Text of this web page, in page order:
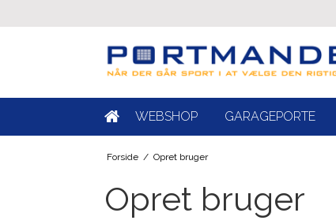
WEBSHOP GARAGEPORTE
Forside / Opret bruger
Opret bruger